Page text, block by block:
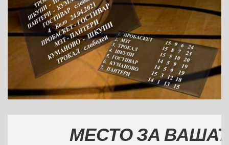
МЕСТО ЗА ВАШАТА